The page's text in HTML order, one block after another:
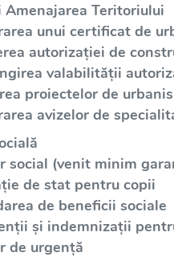
Teritoriului
unui certificat de
autorizației de
valabilității
proiectelor de
avizelor de
social (venit minim
de stat pentru copii
de beneficii sociale
și indemnizații
de urgență